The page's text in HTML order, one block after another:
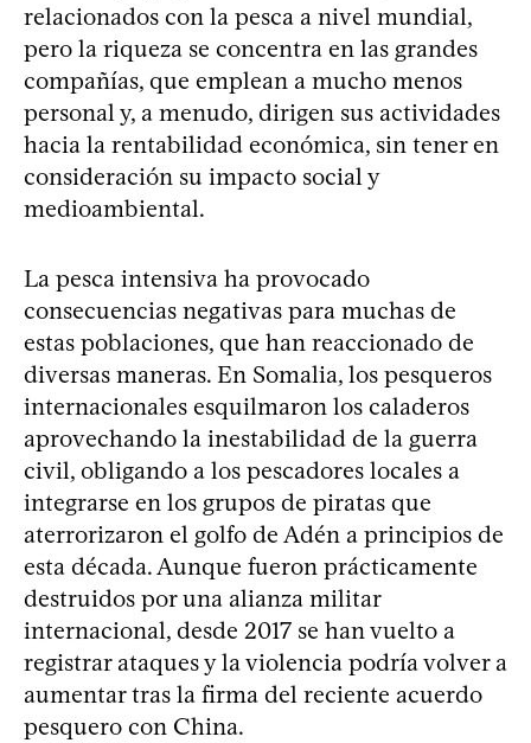
relacionados con la pesca a nivel mundial,
pero la riqueza se concentra en las grandes
compañías, que emplean a mucho menos
personal y, a menudo, dirigen sus actividades
hacia la rentabilidad económica, sin tener en
consideración su impacto social y
medioambiental.
La pesca intensiva ha provocado
consecuencias negativas para muchas de
estas poblaciones, que han reaccionado de
diversas maneras. En Somalia, los pesqueros
internacionales esquilmaron los caladeros
aprovechando la inestabilidad de la guerra
civil, obligando a los pescadores locales a
integrarse en los grupos de piratas que
aterrorizaron el golfo de Adén a principios de
esta década. Aunque fueron prácticamente
destruidos por una alianza militar
internacional, desde 2017 se han vuelto a
registrar ataques y la violencia podría volver a
aumentar tras la firma del reciente acuerdo
pesquero con China.